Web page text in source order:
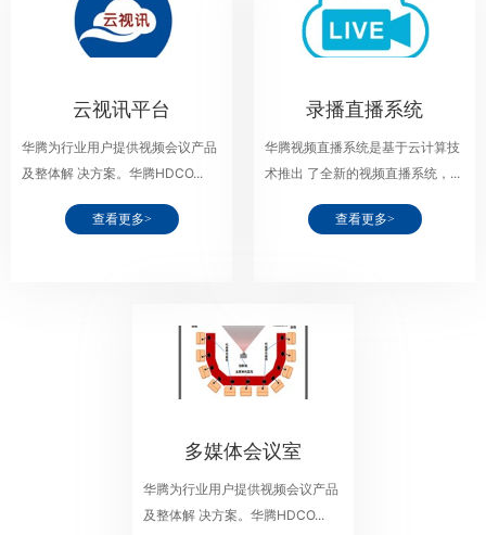
云视讯平台
华腾为行业用户提供视频会议产品
及整体解 决方案。华腾HDCO...
查看更多>
录播直播系统
华腾视频直播系统是基于云计算技
术推出 了全新的视频直播系统，...
查看更多>
多媒体会议室
华腾为行业用户提供视频会议产品
及整体解 决方案。华腾HDCO...